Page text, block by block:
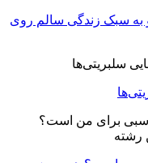
به سبک زندگی سالم روی